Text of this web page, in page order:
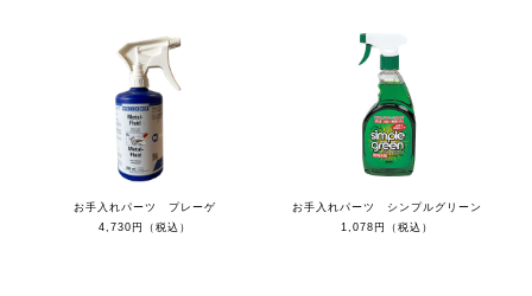
お手入れパーツ プレーゲ
4,730円（税込）
お手入れパーツ シンプルグリーン
1,078円（税込）